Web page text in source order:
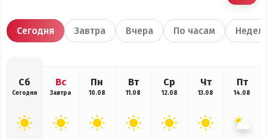
Сегодня Завтра Вчера По часам
Сб
Сегодня
Вс
Завтра
Пн
10.08
Вт
11.08
Ср
12.08
Чт
13.08
Пт
14.08